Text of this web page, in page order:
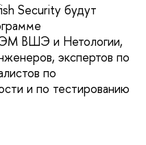
Security будут
ВШЭ и Нетологии,
экспертов по
по
и по тестированию